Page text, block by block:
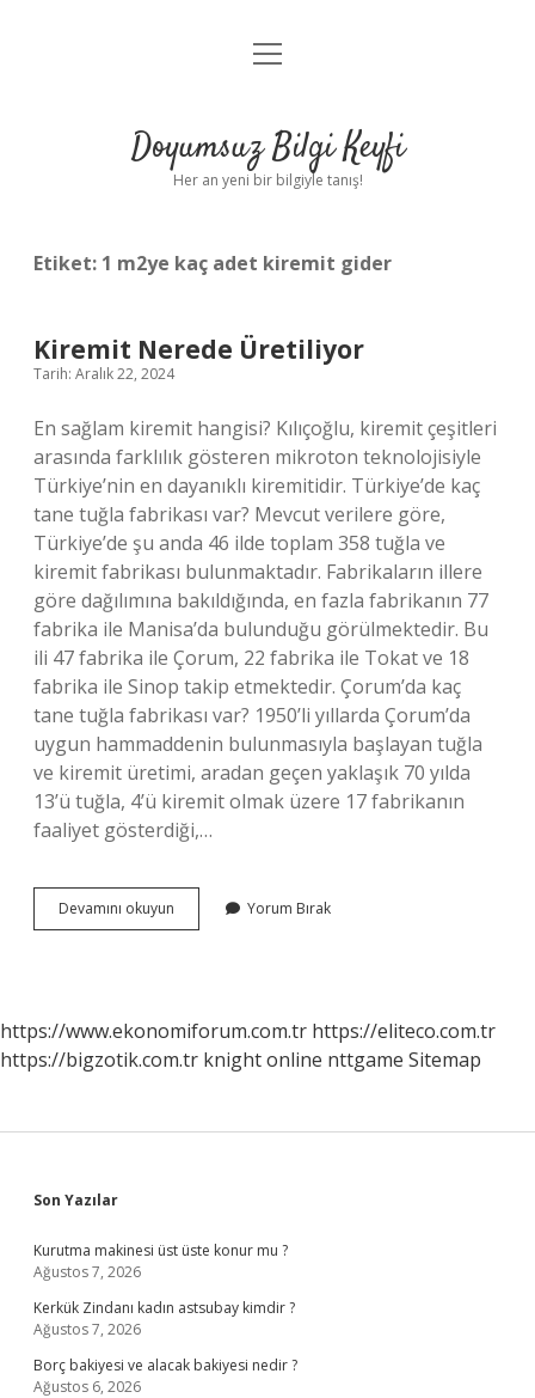
Anasayfa
Yasal Uyarı
menüyü
Doyumsuz Bilgi Keyfi
Her an yeni bir bilgiyle tanış!
Etiket: 1 m2ye kaç adet kiremit gider
Kiremit Nerede Üretiliyor
Tarih: Aralık 22, 2024
En sağlam kiremit hangisi? Kılıçoğlu, kiremit çeşitleri
arasında farklılık gösteren mikroton teknolojisiyle
Türkiye’nin en dayanıklı kiremitidir. Türkiye’de kaç
tane tuğla fabrikası var? Mevcut verilere göre,
Türkiye’de şu anda 46 ilde toplam 358 tuğla ve
kiremit fabrikası bulunmaktadır. Fabrikaların illere
göre dağılımına bakıldığında, en fazla fabrikanın 77
fabrika ile Manisa’da bulunduğu görülmektedir. Bu
ili 47 fabrika ile Çorum, 22 fabrika ile Tokat ve 18
fabrika ile Sinop takip etmektedir. Çorum’da kaç
tane tuğla fabrikası var? 1950’li yıllarda Çorum’da
uygun hammaddenin bulunmasıyla başlayan tuğla
ve kiremit üretimi, aradan geçen yaklaşık 70 yılda
13’ü tuğla, 4’ü kiremit olmak üzere 17 fabrikanın
faaliyet gösterdiği,…
Devamını okuyun
Nerede
Yorum Bırak
https://www.ekonomiforum.com.tr https://eliteco.com.tr
https://bigzotik.com.tr knight online nttgame Sitemap
Sidebar
Son Yazılar
Kurutma makinesi üst üste konur mu ?
Ağustos 7, 2026
Kerkük Zindanı kadın astsubay kimdir ?
Ağustos 7, 2026
Borç bakiyesi ve alacak bakiyesi nedir ?
Ağustos 6, 2026